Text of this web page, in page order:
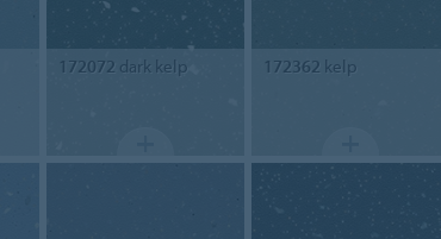
172072 dark kelp 172362 kelp